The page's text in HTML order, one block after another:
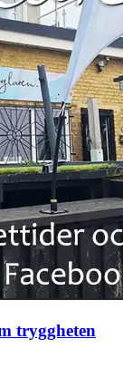
tryggheten